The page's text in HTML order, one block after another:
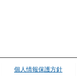
個人情報保護方針